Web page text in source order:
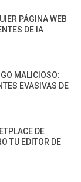
PÁGINA WEB
DE IA
MALICIOSO:
EVASIVAS DE
DE
TU EDITOR DE